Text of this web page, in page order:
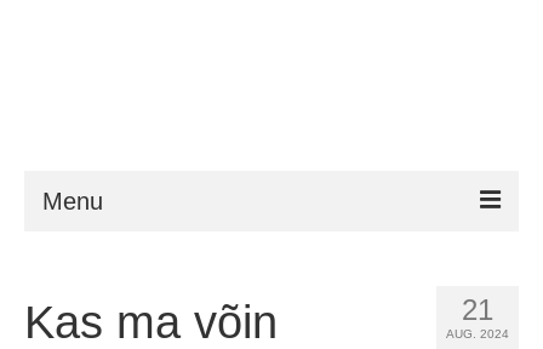
Menu
Nõuded 21
AUG. 2024
Kas ma võin